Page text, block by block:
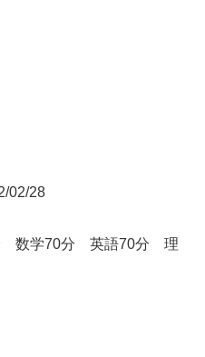
02/28
数学70分 英語70分 理